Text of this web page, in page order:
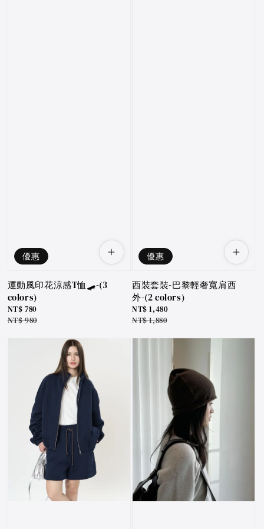
優惠
運動風印花涼感T恤🛹-(3
colors)
Sale
price
NT$ 780
Regular
NT$ 980
優惠
西裝套裝-巴黎輕奢寬肩西
外-(2 colors)
Sale
price
NT$ 1,480
Regular
NT$ 1,880